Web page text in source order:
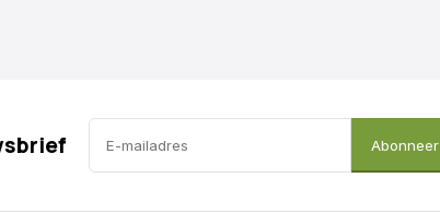
Abonneer